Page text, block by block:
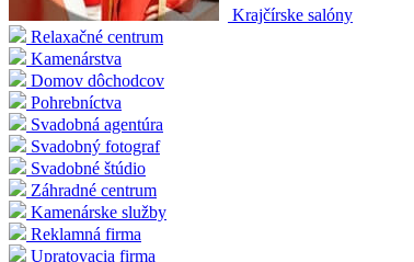
Krajčírske salóny
Relaxačné centrum
Kamenárstva
Domov dôchodcov
Pohrebníctva
Svadobná agentúra
Svadobný fotograf
Svadobné štúdio
Záhradné centrum
Kamenárske služby
Reklamná firma
Upratovacia firma